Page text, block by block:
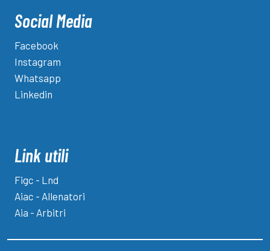
Social Media
Facebook
Instagram
Whatsapp
Linkedin
Link utili
Figc - Lnd
Aiac - Allenatori
Aia - Arbitri